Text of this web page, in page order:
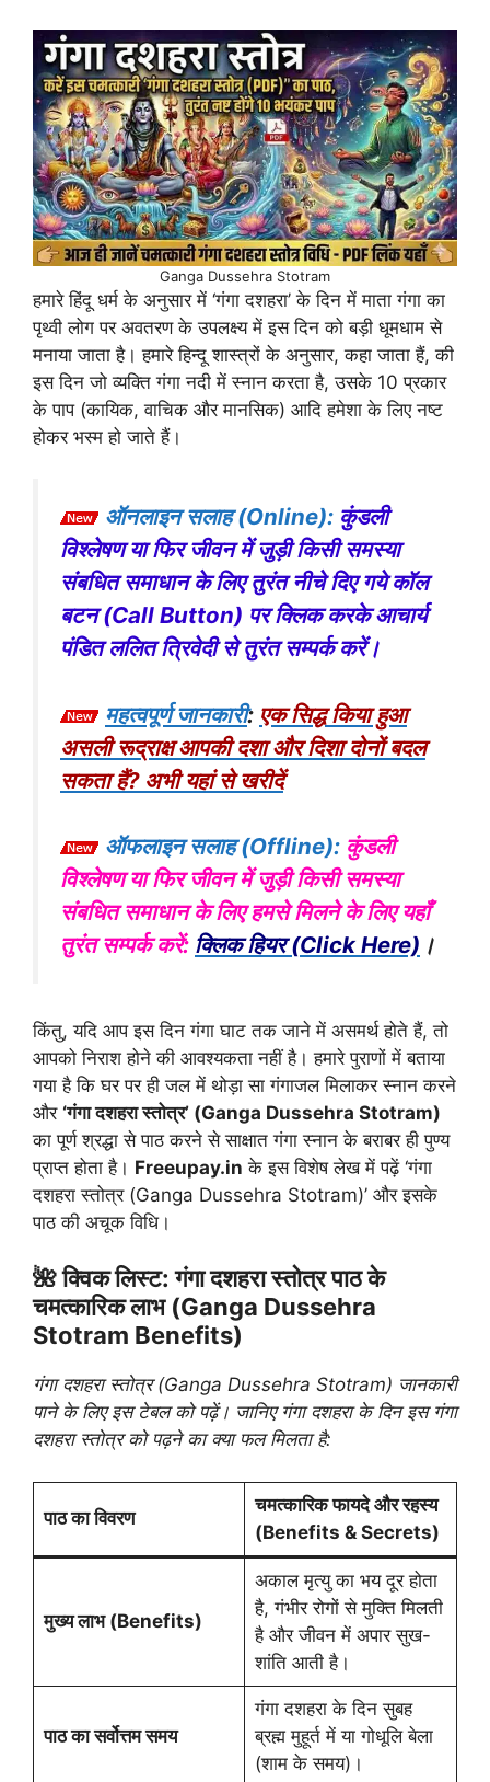
Ganga Dussehra Stotram
हमारे हिंदू धर्म के अनुसार में ‘गंगा दशहरा’ के दिन में माता गंगा का
पृथ्वी लोग पर अवतरण के उपलक्ष्य में इस दिन को बड़ी धूमधाम से
मनाया जाता है। हमारे हिन्दू शास्त्रों के अनुसार, कहा जाता हैं, की
इस दिन जो व्यक्ति गंगा नदी में स्नान करता है, उसके 10 प्रकार
के पाप (कायिक, वाचिक और मानसिक) आदि हमेशा के लिए नष्ट
होकर भस्म हो जाते हैं।
ऑनलाइन सलाह (Online): कुंडली
विश्लेषण या फिर जीवन में जुड़ी किसी समस्या
संबधित समाधान के लिए तुरंत नीचे दिए गये कॉल
बटन (Call Button) पर क्लिक करके आचार्य
पंडित ललित त्रिवेदी से तुरंत सम्पर्क करें।
महत्वपूर्ण जानकारी: एक सिद्ध किया हुआ
असली रूद्राक्ष आपकी दशा और दिशा दोनों बदल
सकता हैं? अभी यहां से खरीदें
ऑफलाइन सलाह (Offline): कुंडली
विश्लेषण या फिर जीवन में जुड़ी किसी समस्या
संबधित समाधान के लिए हमसे मिलने के लिए यहाँ
तुरंत सम्पर्क करें: क्लिक हियर (Click Here) ।
किंतु, यदि आप इस दिन गंगा घाट तक जाने में असमर्थ होते हैं, तो
आपको निराश होने की आवश्यकता नहीं है। हमारे पुराणों में बताया
गया है कि घर पर ही जल में थोड़ा सा गंगाजल मिलाकर स्नान करने
और ‘गंगा दशहरा स्तोत्र’ (Ganga Dussehra Stotram)
का पूर्ण श्रद्धा से पाठ करने से साक्षात गंगा स्नान के बराबर ही पुण्य
प्राप्त होता है। Freeupay.in के इस विशेष लेख में पढ़ें ‘गंगा
दशहरा स्तोत्र (Ganga Dussehra Stotram)’ और इसके
पाठ की अचूक विधि।
🌺 क्विक लिस्ट: गंगा दशहरा स्तोत्र पाठ के
चमत्कारिक लाभ (Ganga Dussehra
Stotram Benefits)
गंगा दशहरा स्तोत्र (Ganga Dussehra Stotram) जानकारी
पाने के लिए इस टेबल को पढ़ें। जानिए गंगा दशहरा के दिन इस गंगा
दशहरा स्तोत्र को पढ़ने का क्या फल मिलता है:
पाठ का विवरण
चमत्कारिक फायदे और रहस्य
(Benefits & Secrets)
मुख्य लाभ (Benefits)
अकाल मृत्यु का भय दूर होता
है, गंभीर रोगों से मुक्ति मिलती
है और जीवन में अपार सुख-
शांति आती है।
पाठ का सर्वोत्तम समय
गंगा दशहरा के दिन सुबह
ब्रह्म मुहूर्त में या गोधूलि बेला
(शाम के समय)।